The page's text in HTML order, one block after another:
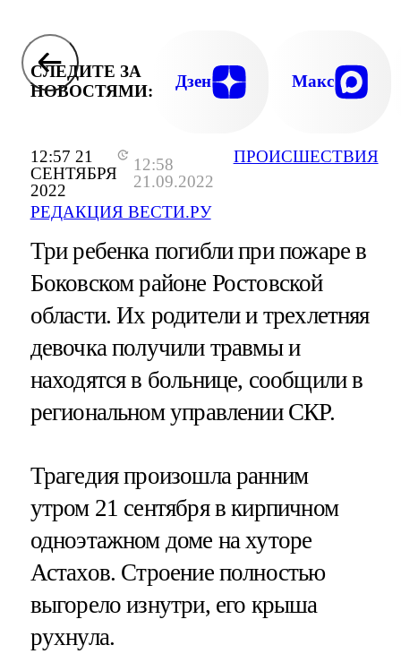
12:57 21
СЕНТЯБРЯ
2022
12:58
21.09.2022
РЕДАКЦИЯ ВЕСТИ.РУ
ПРОИСШЕСТВИЯ
СЛЕДИТЕ ЗА
НОВОСТЯМИ:
Дзен Макс
Три ребенка погибли при пожаре в
Боковском районе Ростовской
области. Их родители и трехлетняя
девочка получили травмы и
находятся в больнице, сообщили в
региональном управлении СКР.
Трагедия произошла ранним
утром 21 сентября в кирпичном
одноэтажном доме на хуторе
Астахов. Строение полностью
выгорело изнутри, его крыша
рухнула.